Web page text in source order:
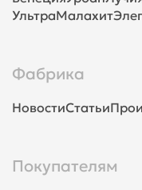
УльтраМалахит
Фабрика
НовостиСтатьи
Покупателям